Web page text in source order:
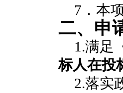
7．本
二、申
1.满足
标人在投
2.落实